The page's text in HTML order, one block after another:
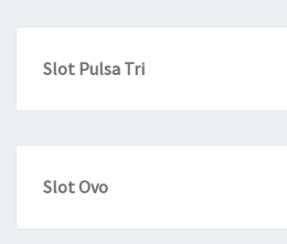
Slot Pulsa Tri
Slot Ovo